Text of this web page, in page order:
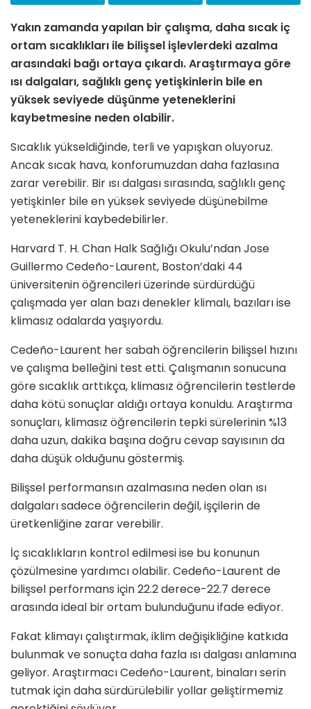
Yakın zamanda yapılan bir çalışma, daha sıcak iç
ortam sıcaklıkları ile bilişsel işlevlerdeki azalma
arasındaki bağı ortaya çıkardı. Araştırmaya göre
ısı dalgaları, sağlıklı genç yetişkinlerin bile en
yüksek seviyede düşünme yeteneklerini
kaybetmesine neden olabilir.
Sıcaklık yükseldiğinde, terli ve yapışkan oluyoruz.
Ancak sıcak hava, konforumuzdan daha fazlasına
zarar verebilir. Bir ısı dalgası sırasında, sağlıklı genç
yetişkinler bile en yüksek seviyede düşünebilme
yeteneklerini kaybedebilirler.
Harvard T. H. Chan Halk Sağlığı Okulu’ndan Jose
Guillermo Cedeño-Laurent, Boston’daki 44
üniversitenin öğrencileri üzerinde sürdürdüğü
çalışmada yer alan bazı denekler klimalı, bazıları ise
klimasız odalarda yaşıyordu.
Cedeño-Laurent her sabah öğrencilerin bilişsel hızını
ve çalışma belleğini test etti. Çalışmanın sonucuna
göre sıcaklık arttıkça, klimasız öğrencilerin testlerde
daha kötü sonuçlar aldığı ortaya konuldu. Araştırma
sonuçları, klimasız öğrencilerin tepki sürelerinin %13
daha uzun, dakika başına doğru cevap sayısının da
daha düşük olduğunu göstermiş.
Bilişsel performansın azalmasına neden olan ısı
dalgaları sadece öğrencilerin değil, işçilerin de
üretkenliğine zarar verebilir.
İç sıcaklıkların kontrol edilmesi ise bu konunun
çözülmesine yardımcı olabilir. Cedeño-Laurent de
bilişsel performans için 22.2 derece-22.7 derece
arasında ideal bir ortam bulunduğunu ifade ediyor.
Fakat klimayı çalıştırmak, iklim değişikliğine katkıda
bulunmak ve sonuçta daha fazla ısı dalgası anlamına
geliyor. Araştırmacı Cedeño-Laurent, binaları serin
tutmak için daha sürdürülebilir yollar geliştirmemiz